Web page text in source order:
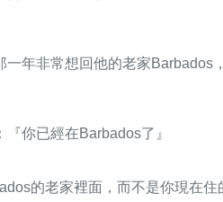
年非常想回他的老家Barbados
你已經在Barbados了』
的老家裡面，而不是你現在